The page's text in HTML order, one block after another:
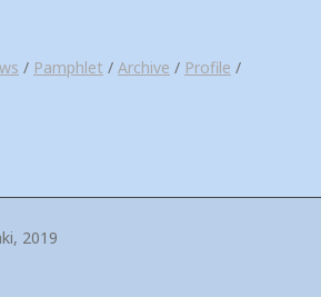
/ Pamphlet / Archive / Profile /
2019